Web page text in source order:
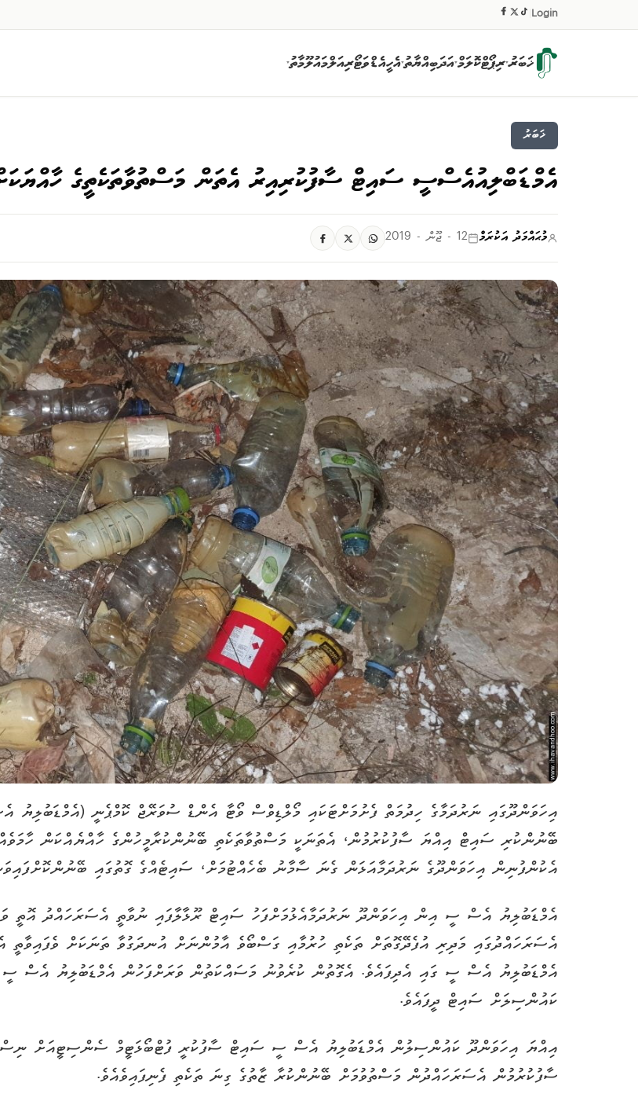
Login
ޚަބަރު▾ރިޕޯޓްކޮލަމް▾އަދަބިއްޔާތު▾އެހީއެޑްވަޓޯރިއަލްމައުލޫމާތު▾
ޚަބަރު
އެމްޑަބްލިއުއެސްސީ ސައިޓް ސާފުކުރިއިރު އެތަން މަސްތުވާތަކެތީގެ
މުޙައްމަދު އަކުރަމް 12 - ޖޫން - 2019
އިހަވަންދޫގައި ނަރުދަމާގެ ހިދުމަތް ފެށުމަށްޓަކައި މޯލްޑިވްސް ވޯޓާ އެންޑް ސުވަރޭޖް ކޮމްޕެނީ (އެމްޑަބުލިޔު
އެކުންފުނިން އިހަވަންދޫގެ ނަރުދަމާއަޅަން ގެނަ ސާމާނު ބެހެއްޓުމަށް، ސައިޓެއްގެ ގޮތުގައި
އެމްޑަބުލިޔު އެސް ސީ އިން އިހަވަންދޫ ނަރުދަމާއެޅުމަށްފަހު ސައިޓް ރޫޅާލާފައި ނުވާތީ އެސަރަހައްދު އޮތީ
އެސަރަހައްދުގައި މަދިރި އުފެދޭގޮތަށް ތަކެތި ހުރުމާއި ގަސްބޯވެ އާމުންނަށް އުނދަގުވާ ތަނަކަށް
އެމްޑަބުލިޔު އެސް ސީ ގައި އެދިފައެވެ. އެގޮތުން ކުރެވުނު މަސައްކަތުން ވަރަށްފަހުން އެމްޑަބުލިޔު އެސް
ކައުންސިލަށް ސައިޓް ދީފައެވެ.
އިއްޔަ އިހަވަންދޫ ކައުންސިލުން އެމްޑަބުލިޔު އެސް ސީ ސައިޓް ސާފުކުރީ ފުޓްބޯޅަޓީމް ސެންސިޓީއަށް
ސާފުކުރުމުން އެސަރަހައްދުން މަސްތުވުމަށް ބޭނުންކުރާ ޒާތުގެ ގިނަ ތަކެތި ފެނިފައިވެއެވެ.